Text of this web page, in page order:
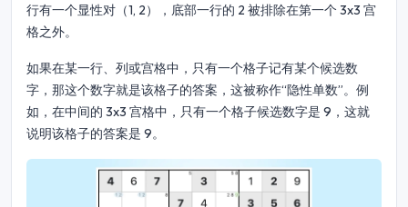
行有一个显性对（1, 2），底部一行的 2 被排除在第一个 3x3 宫
格之外。
如果在某一行、列或宫格中，只有一个格子记有某个候选数
字，那这个数字就是该格子的答案，这被称作“隐性单数”。例
如，在中间的 3x3 宫格中，只有一个格子候选数字是 9，这就
说明该格子的答案是 9。